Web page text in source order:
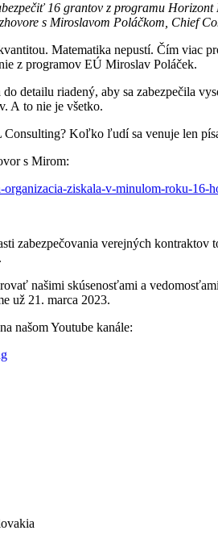
16 grantov z programu
s Miroslavom Poláčkom, Chief
Matematika nepustí. Čím viac
z programov EÚ Miroslav Poláček.
do detailu riadený, aby sa zabezpečila
A to nie je všetko.
Koľko ľudí sa venuje len
s Mirom:
organizacia-ziskala-v-minulom-roku-16-
zabezpečovania verejných
našimi skúsenosťami a
už 21. marca 2023.
našom Youtube kanále: